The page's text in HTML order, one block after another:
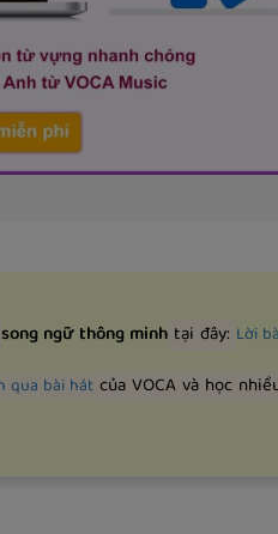
song ngữ thông minhtại đây: Lời
qua bài hát của VOCA và học